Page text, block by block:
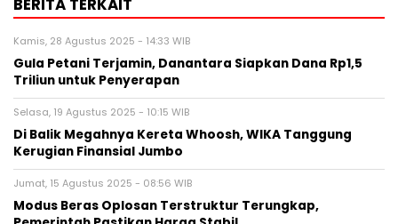
BERITA TERKAIT
Kamis, 28 Agustus 2025 - 14:33 WIB
Gula Petani Terjamin, Danantara Siapkan Dana Rp1,5
Triliun untuk Penyerapan
Selasa, 19 Agustus 2025 - 10:15 WIB
Di Balik Megahnya Kereta Whoosh, WIKA Tanggung
Kerugian Finansial Jumbo
Jumat, 15 Agustus 2025 - 08:56 WIB